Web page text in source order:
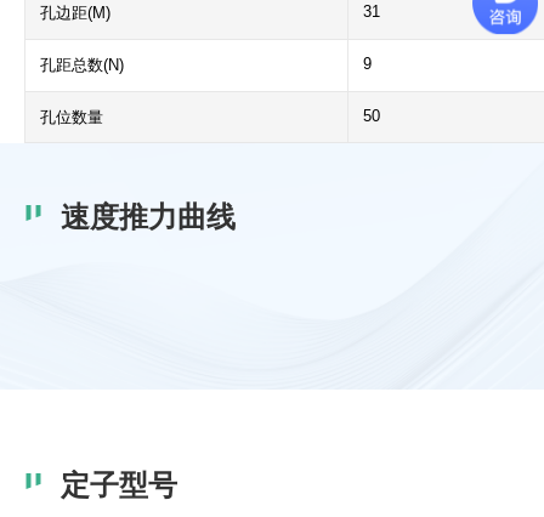
孔边距(M) 31
孔距总数(N) 9
孔位数量 50
速度推力曲线
定子型号